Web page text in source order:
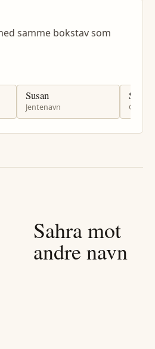
samme bokstav som
Susan
Jentenavn
Sahramot
andre navn